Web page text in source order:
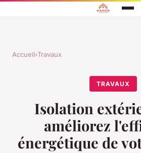
Accueil›Travaux
TRAVAUX
Isolation
améliorez
énergétique de